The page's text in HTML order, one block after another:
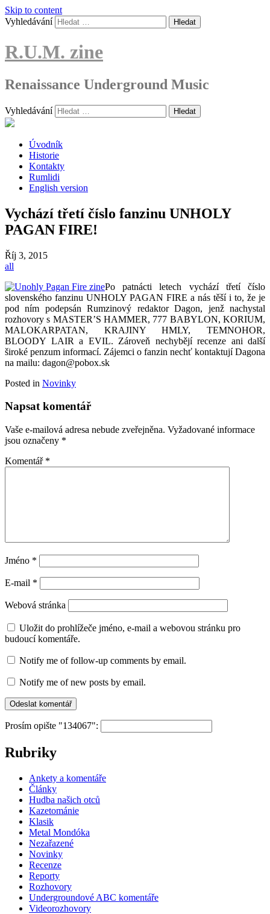
Skip to content
Vyhledávání
R.U.M. zine
Renaissance Underground Music
Vyhledávání
Úvodník
Historie
Kontakty
Rumlidi
English version
Vychází třetí číslo fanzinu UNHOLY
PAGAN FIRE!
Říj 3, 2015
all
Po patnácti letech vychází třetí číslo
slovenského fanzinu UNHOLY PAGAN FIRE a nás těší i to, že je
pod ním podepsán Rumzinový redaktor Dagon, jenž nachystal
rozhovory s MASTER’S HAMMER, 777 BABYLON, KORIUM,
MALOKARPATAN, KRAJINY HMLY, TEMNOHOR,
BLOODY LAIR a EVIL. Zároveň nechybějí recenze ani další
široké penzum informací. Zájemci o fanzin nechť kontaktují Dagona
na mailu: dagon@pobox.sk
Posted in Novinky
Napsat komentář
Vaše e-mailová adresa nebude zveřejněna. Vyžadované informace
jsou označeny *
Komentář *
Jméno *
E-mail *
Webová stránka
Uložit do prohlížeče jméno, e-mail a webovou stránku pro
budoucí komentáře.
Notify me of follow-up comments by email.
Notify me of new posts by email.
Prosím opište "134067":
Rubriky
Ankety a komentáře
Články
Hudba našich otců
Kazetománie
Klasik
Metal Mondóka
Nezařazené
Novinky
Recenze
Reporty
Rozhovory
Undergroundové ABC komentáře
Videorozhovory